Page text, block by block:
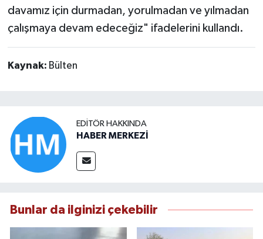
davamız için durmadan, yorulmadan ve yılmadan
çalışmaya devam edeceğiz" ifadelerini kullandı.
Kaynak: Bülten
EDITÖR HAKKINDA
HABER MERKEZİ
Bunlar da ilginizi çekebilir